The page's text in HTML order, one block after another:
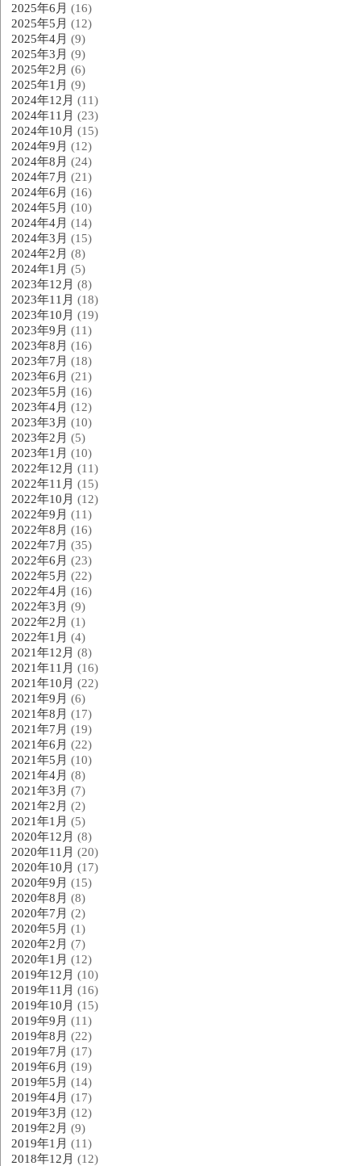
2025年6月 (16)
2025年5月 (12)
2025年4月 (9)
2025年3月 (9)
2025年2月 (6)
2025年1月 (9)
2024年12月 (11)
2024年11月 (23)
2024年10月 (15)
2024年9月 (12)
2024年8月 (24)
2024年7月 (21)
2024年6月 (16)
2024年5月 (10)
2024年4月 (14)
2024年3月 (15)
2024年2月 (8)
2024年1月 (5)
2023年12月 (8)
2023年11月 (18)
2023年10月 (19)
2023年9月 (11)
2023年8月 (16)
2023年7月 (18)
2023年6月 (21)
2023年5月 (16)
2023年4月 (12)
2023年3月 (10)
2023年2月 (5)
2023年1月 (10)
2022年12月 (11)
2022年11月 (15)
2022年10月 (12)
2022年9月 (11)
2022年8月 (16)
2022年7月 (35)
2022年6月 (23)
2022年5月 (22)
2022年4月 (16)
2022年3月 (9)
2022年2月 (1)
2022年1月 (4)
2021年12月 (8)
2021年11月 (16)
2021年10月 (22)
2021年9月 (6)
2021年8月 (17)
2021年7月 (19)
2021年6月 (22)
2021年5月 (10)
2021年4月 (8)
2021年3月 (7)
2021年2月 (2)
2021年1月 (5)
2020年12月 (8)
2020年11月 (20)
2020年10月 (17)
2020年9月 (15)
2020年8月 (8)
2020年7月 (2)
2020年5月 (1)
2020年2月 (7)
2020年1月 (12)
2019年12月 (10)
2019年11月 (16)
2019年10月 (15)
2019年9月 (11)
2019年8月 (22)
2019年7月 (17)
2019年6月 (19)
2019年5月 (14)
2019年4月 (17)
2019年3月 (12)
2019年2月 (9)
2019年1月 (11)
2018年12月 (12)